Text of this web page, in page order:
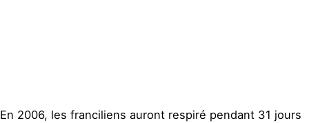
En 2006, les franciliens auront respiré pendant 31 jours